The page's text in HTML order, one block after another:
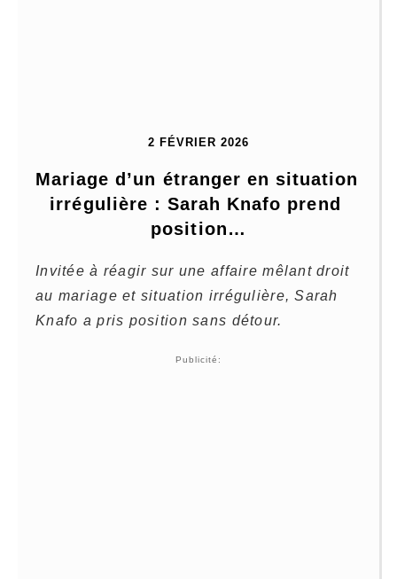
2 FÉVRIER 2026
Mariage d’un étranger en situation
irrégulière : Sarah Knafo prend
position…
Invitée à réagir sur une affaire mêlant droit
au mariage et situation irrégulière, Sarah
Knafo a pris position sans détour.
Publicité: